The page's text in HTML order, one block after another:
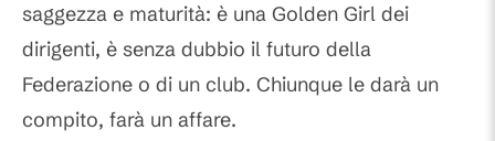
saggezza e maturità: è una Golden Girl dei
dirigenti, è senza dubbio il futuro della
Federazione o di un club. Chiunque le darà un
compito, farà un affare.